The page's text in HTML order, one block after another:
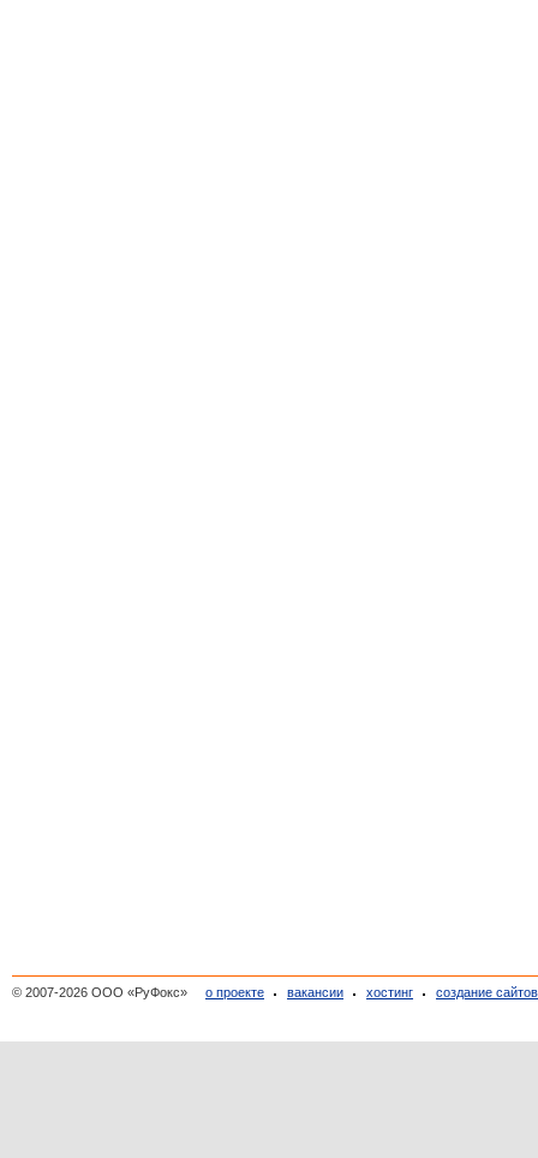
© 2007-2026 ООО «РуФокс» о проекте вакансии хостинг создание сайтов